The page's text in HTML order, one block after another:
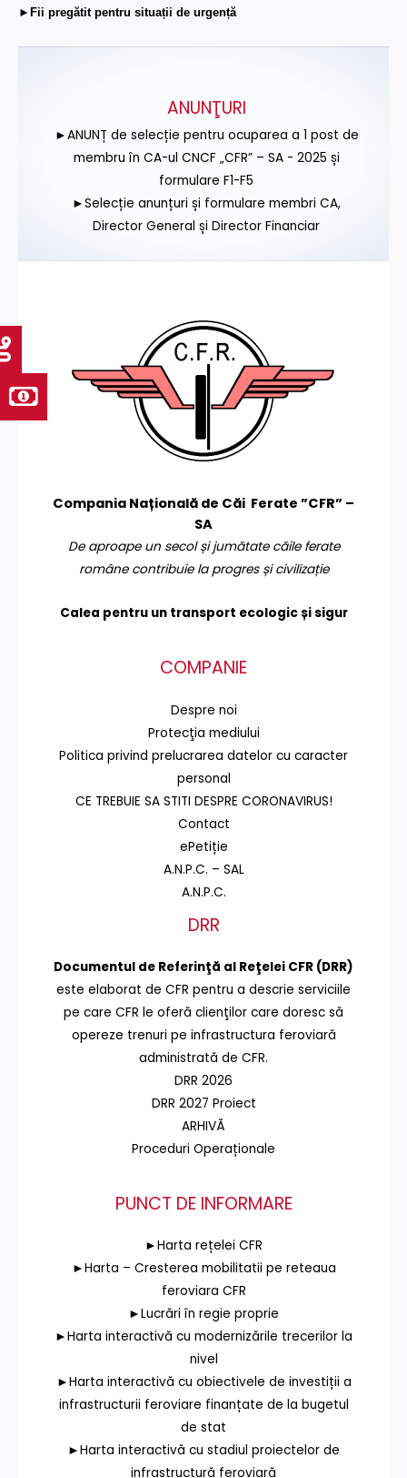
►Fii pregătit pentru situații de urgență
ANUNŢURI
►ANUNȚ de selecție pentru ocuparea a 1 post de
membru în CA-ul CNCF „CFR” – SA - 2025 și
formulare F1-F5
►Selecție anunțuri și formulare membri CA,
Director General și Director Financiar
Compania Națională de Căi Ferate ”CFR” –
SA
De aproape un secol și jumătate căile ferate
române contribuie la progres și civilizație
Calea pentru un transport ecologic și sigur
COMPANIE
Despre noi
Protecţia mediului
Politica privind prelucrarea datelor cu caracter
personal
CE TREBUIE SA STITI DESPRE CORONAVIRUS!
Contact
ePetiție
A.N.P.C. – SAL
A.N.P.C.
DRR
Documentul de Referinţă al Reţelei CFR (DRR)
este elaborat de CFR pentru a descrie serviciile
pe care CFR le oferă clienţilor care doresc să
opereze trenuri pe infrastructura feroviară
administrată de CFR.
DRR 2026
DRR 2027 Proiect
ARHIVĂ
Proceduri Operaționale
PUNCT DE INFORMARE
►Harta rețelei CFR
►Harta – Cresterea mobilitatii pe reteaua
feroviara CFR
►Lucrări în regie proprie
►Harta interactivă cu modernizările trecerilor la
nivel
►Harta interactivă cu obiectivele de investiții a
infrastructurii feroviare finanțate de la bugetul
de stat
►Harta interactivă cu stadiul proiectelor de
infrastructură feroviară